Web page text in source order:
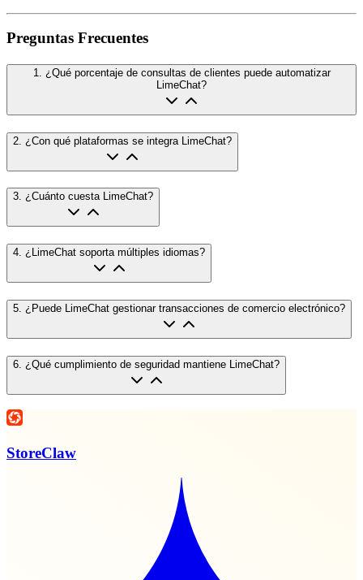
Preguntas Frecuentes
1
¿Qué porcentaje de consultas de clientes puede automatizar
LimeChat?
2 ¿Con qué plataformas se integra LimeChat?
3. ¿Cuánto cuesta LimeChat?
4. ¿LimeChat soporta múltiples idiomas?
5 ¿Puede LimeChat gestionar transacciones de comercio electrónico?
6 ¿Qué cumplimiento de seguridad mantiene LimeChat?
StoreClaw